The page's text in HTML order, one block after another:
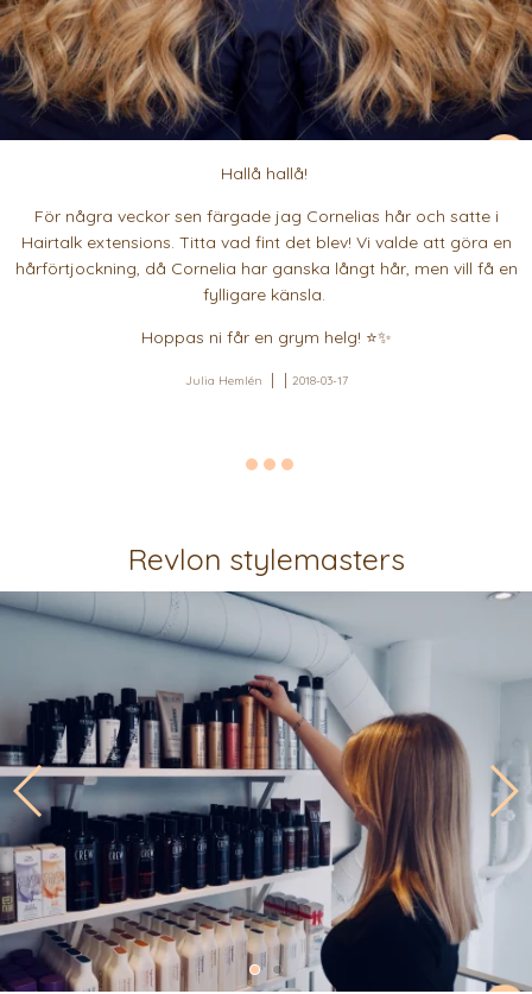
Hallå hallå!
För några veckor sen färgade jag Cornelias hår och satte i
Hairtalk extensions. Titta vad fint det blev! Vi valde att göra en
hårförtjockning, då Cornelia har ganska långt hår, men vill få en
fylligare känsla.
Hoppas ni får en grym helg! ⭐️✨
Julia Hemlén 2018-03-17
Revlon stylemasters